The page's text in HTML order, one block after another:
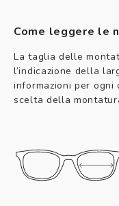
Come leggere le
La taglia delle
l’indicazione della
informazioni per
scelta della